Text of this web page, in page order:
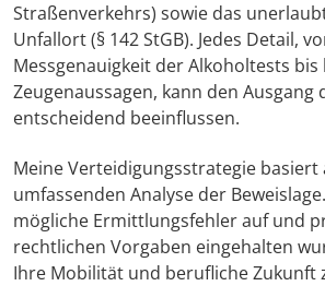
Straßenverkehrs) sowie das
Unfallort (§ 142 StGB). Jedes Detail,
Messgenauigkeit der Alkoholtests bis
Zeugenaussagen, kann den Ausgang
entscheidend beeinflussen.
Meine Verteidigungsstrategie basiert
umfassenden Analyse der
mögliche Ermittlungsfehler auf und
rechtlichen Vorgaben eingehalten
Ihre Mobilität und berufliche Zukunft